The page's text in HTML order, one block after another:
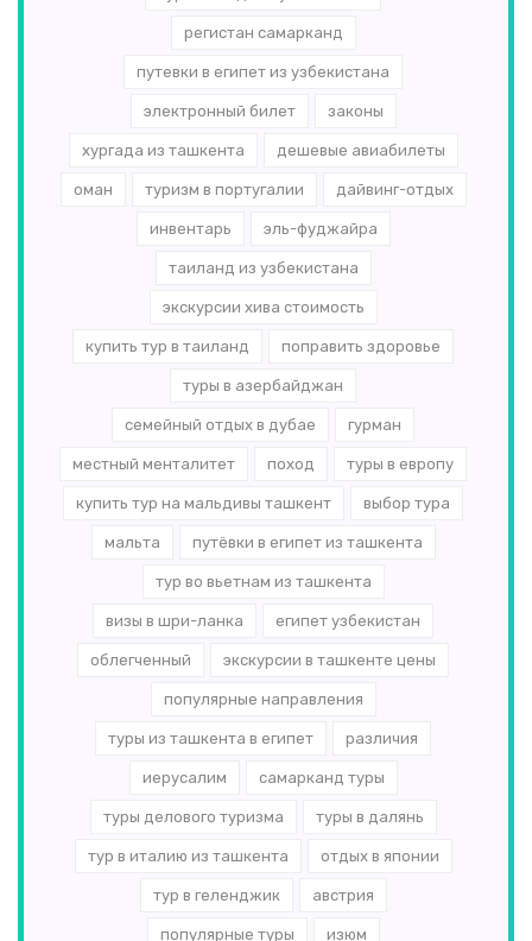
регистан самарканд
путевки в египет из узбекистана
электронный билет законы
хургада из ташкента дешевые авиабилеты
оман туризм в португалии дайвинг-отдых
инвентарь эль-­фуджайра
таиланд из узбекистана
экскурсии хива стоимость
купить тур в таиланд поправить здоровье
туры в азербайджан
семейный отдых в дубае гурман
местный менталитет поход туры в европу
купить тур на мальдивы ташкент выбор тура
мальта путёвки в египет из ташкента
тур во вьетнам из ташкента
визы в шри-ланка египет узбекистан
облегченный экскурсии в ташкенте цены
популярные направления
туры из ташкента в египет различия
иерусалим самарканд туры
туры делового туризма туры в далянь
тур в италию из ташкента отдых в японии
тур в геленджик австрия
популярные туры изюм